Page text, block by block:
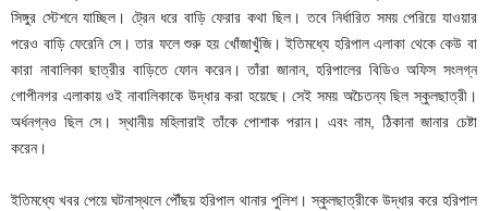
সিঙ্গুর স্টেশনে যাচ্ছিল। ট্রেন ধরে বাড়ি ফেরার কথা ছিল। তবে নির্ধারিত সময় পেরিয়ে যাওয়ার
পরেও বাড়ি ফেরেনি সে। তার ফলে শুরু হয় খোঁজাখুঁজি। ইতিমধ্যে হরিপাল এলাকা থেকে কেউ বা
কারা নাবালিকা ছাত্রীর বাড়িতে ফোন করেন। তাঁরা জানান, হরিপালের বিডিও অফিস সংলগ্ন
গোপীনগর এলাকায় ওই নাবালিকাকে উদ্ধার করা হয়েছে। সেই সময় অচৈতন্য ছিল স্কুলছাত্রী।
অর্ধনগ্নও ছিল সে। স্থানীয় মহিলারাই তাঁকে পোশাক পরান। এবং নাম, ঠিকানা জানার চেষ্টা
করেন।
ইতিমধ্যে খবর পেয়ে ঘটনাস্থলে পৌঁছয় হরিপাল থানার পুলিশ। স্কুলছাত্রীকে উদ্ধার করে হরিপাল